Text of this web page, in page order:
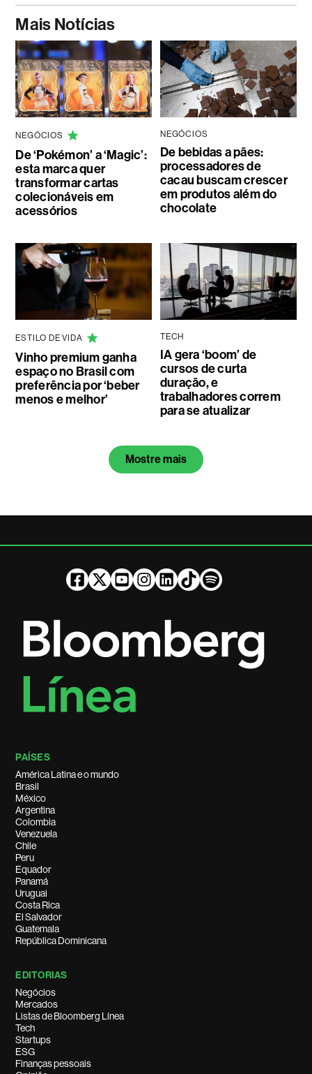
Mais Notícias
NEGÓCIOS
De ‘Pokémon’ a ‘Magic’:
esta marca quer
transformar cartas
colecionáveis em
acessórios
NEGÓCIOS
De bebidas a pães:
processadores de
cacau buscam crescer
em produtos além do
chocolate
ESTILO DE VIDA
Vinho premium ganha
espaço no Brasil com
preferência por ‘beber
menos e melhor’
TECH
IA gera ‘boom’ de
cursos de curta
duração, e
trabalhadores correm
para se atualizar
Mostre mais
PAÍSES
América Latina e o mundo
Brasil
México
Argentina
Colombia
Venezuela
Chile
Peru
Equador
Panamá
Uruguai
Costa Rica
El Salvador
Guatemala
República Dominicana
EDITORIAS
Negócios
Mercados
Listas de Bloomberg Línea
Tech
Startups
ESG
Finanças pessoais